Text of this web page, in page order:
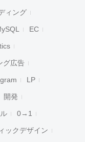
ィング
EC
グ広告
LP
開発
0→1
ックデザイン